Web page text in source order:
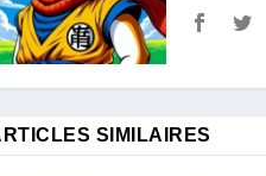
SIMILAIRES